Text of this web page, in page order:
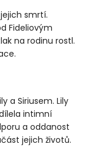
smrtí.
Fideliovým
na rodinu rostl.
a Siriusem. Lily
intimní
a oddanost
jejich životů.